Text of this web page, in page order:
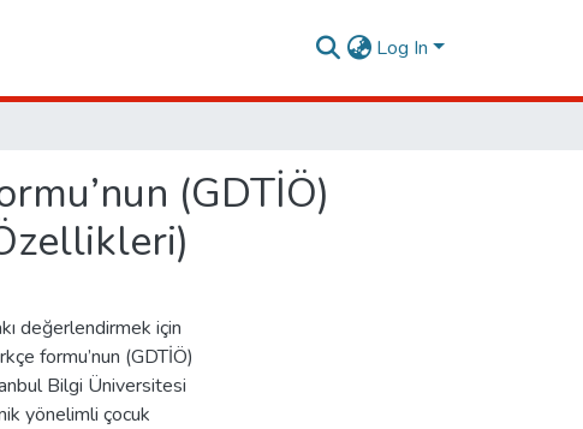
Log In
(GDTİÖ)
değerlendirmek için
formu’nun (GDTİÖ)
Bilgi Üniversitesi
yönelimli çocuk